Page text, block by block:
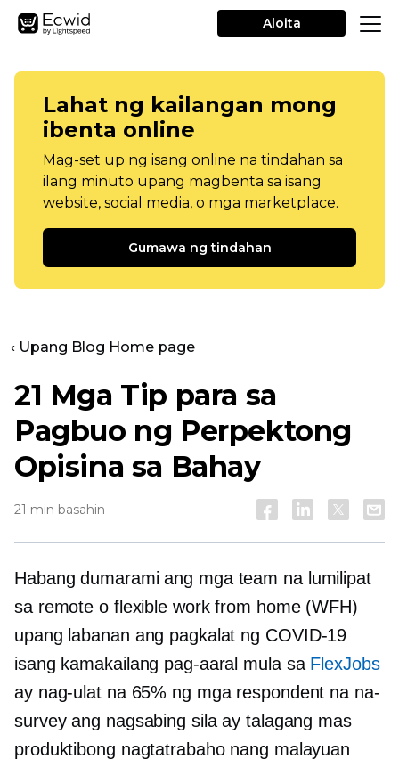
Aloita
Lahat ng kailangan mong
ibenta online
Mag-set up ng isang online na tindahan sa
ilang minuto upang magbenta sa isang
website, social media, o mga marketplace.
Gumawa ng tindahan
‹ Upang Blog Home page
21 Mga Tip para sa
Pagbuo ng Perpektong
Opisina sa Bahay
21 min basahin
Habang dumarami ang mga team na lumilipat
sa remote o flexible work from home (WFH)
upang labanan ang pagkalat ng COVID-19
isang kamakailang pag-aaral mula sa FlexJobs
ay nag-ulat na 65% ng mga respondent na na-
survey ang nagsabing sila ay talagang mas
produktibong nagtatrabaho nang malayuan